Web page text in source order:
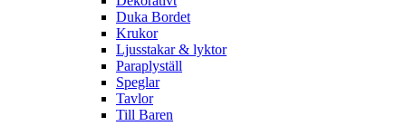
Duka Bordet
Krukor
Ljusstakar & lyktor
Paraplyställ
Speglar
Tavlor
Till Baren